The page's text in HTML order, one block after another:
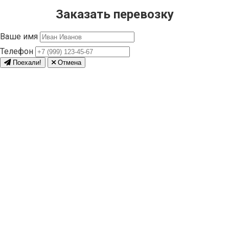
Заказать перевозку
Ваше имя
Телефон
Поехали! Отмена